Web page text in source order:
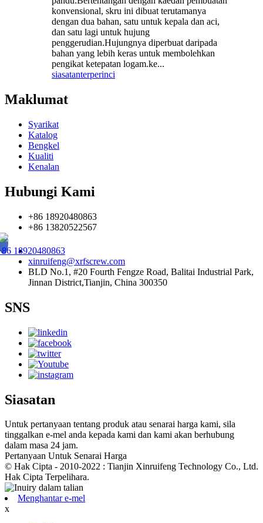
konvensional, skru ini dibuat terutamanya
dengan dua bahan, satu untuk kepala dan aci,
dan satu lagi untuk hujung
penggerudian.Hujungnya diperbuat daripada
bahan yang lebih keras untuk membolehkan
pengikat ketepatan logam.ke...
siasatanterperinci
Maklumat
Syarikat
Katalog
Bengkel
Kualiti
Kenalan
Hubungi Kami
+86 18920480863
+86 13820522567
18920480863
xinruifeng@xrfscrew.com
BLD No.1, #20 Fourth Fengze Road, Balitai Industrial Park,
Jinnan District,Tianjin, China 300350
SNS
Siasatan
Untuk pertanyaan tentang produk atau senarai harga kami, sila
tinggalkan e-mel anda kepada kami dan kami akan berhubung
dalam masa 24 jam.
Pertanyaan Untuk Senarai Harga
© Hak Cipta - 2010-2022 : Tianjin Xinruifeng Technology Co., Ltd.
Hak Cipta Terpelihara.
Menghantar e-mel
x